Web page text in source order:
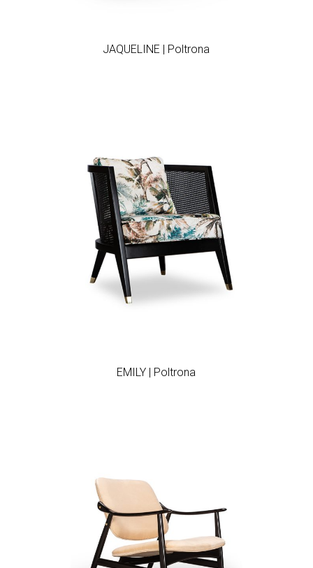
JAQUELINE | Poltrona
EMILY | Poltrona